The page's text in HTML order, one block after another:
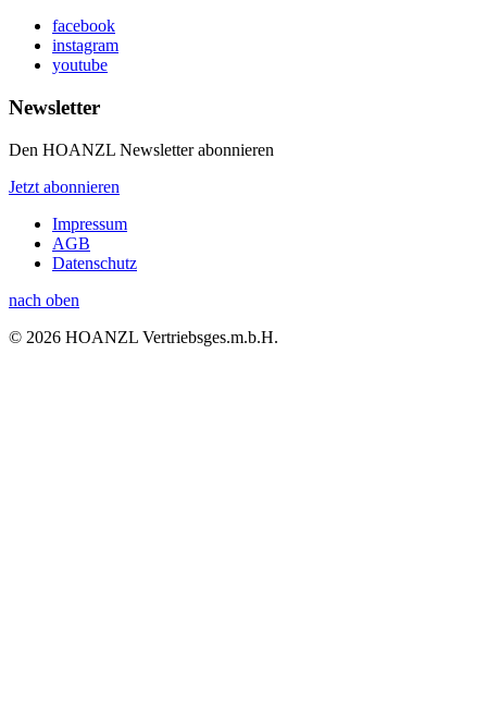
facebook
instagram
youtube
Newsletter
Den HOANZL Newsletter abonnieren
Jetzt abonnieren
Impressum
AGB
Datenschutz
nach oben
© 2026 HOANZL Vertriebsges.m.b.H.